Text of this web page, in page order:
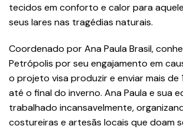
tecidos em conforto e calor para
seus lares nas tragédias naturais.
Coordenado por Ana Paula Brasil,
Petrópolis por seu engajamento em
o projeto visa produzir e enviar mais de
até o final do inverno. Ana Paula e sua
trabalhado incansavelmente,
costureiras e artesãs locais que doam